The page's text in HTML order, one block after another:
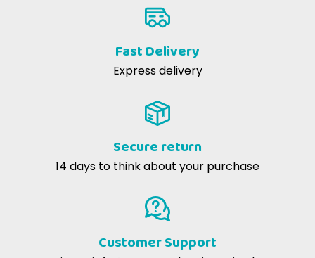
Fast Delivery
Express delivery
Secure return
14 days to think about your purchase
Customer Support